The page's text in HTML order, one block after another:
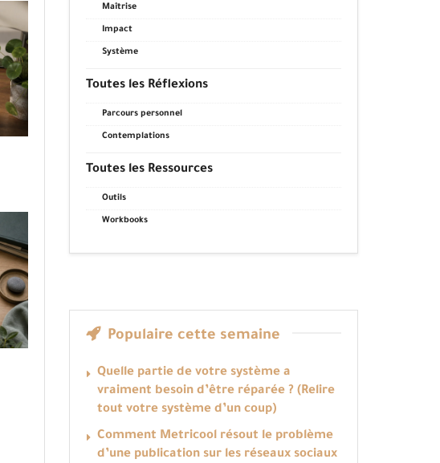
Maîtrise
Impact
Système
Toutes les Réflexions
Parcours personnel
Contemplations
Toutes les Ressources
Outils
Workbooks
Populaire cette semaine
Quelle partie de votre système a
vraiment besoin d’être réparée ? (Relire
tout votre système d’un coup)
Comment Metricool résout le problème
d’une publication sur les réseaux sociaux